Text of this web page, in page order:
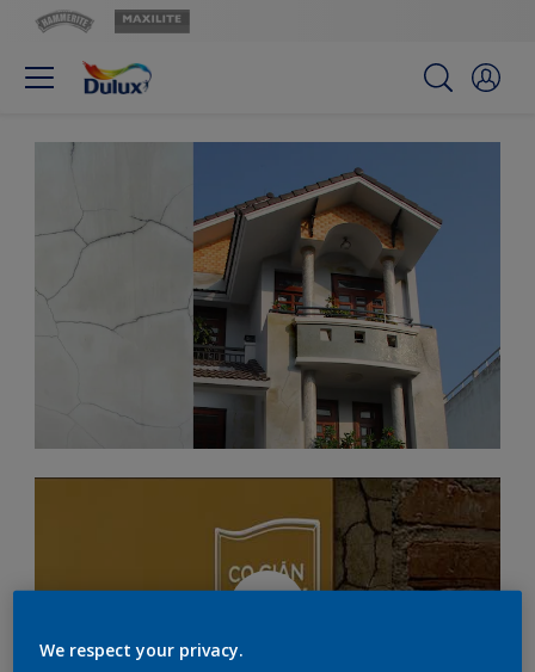
We respect your privacy.